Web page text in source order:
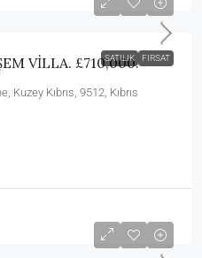
SATILIK FIRSAT
VİLLA. £710,000.
Kuzey Kıbrıs, 9512, Kıbrıs